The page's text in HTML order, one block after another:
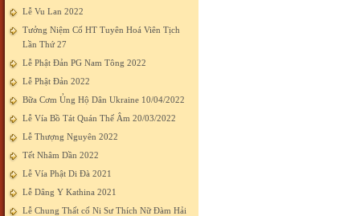
Lễ Vu Lan 2022
Tưởng Niệm Cố HT Tuyên Hoá Viên Tịch
Lần Thứ 27
Lễ Phật Đản PG Nam Tông 2022
Lễ Phật Đản 2022
Bữa Cơm Ủng Hộ Dân Ukraine 10/04/2022
Lễ Vía Bồ Tát Quán Thế Âm 20/03/2022
Lễ Thượng Nguyên 2022
Tết Nhâm Dần 2022
Lễ Vía Phật Di Đà 2021
Lễ Dâng Y Kathina 2021
Lễ Chung Thất cố Ni Sư Thích Nữ Đàm Hải